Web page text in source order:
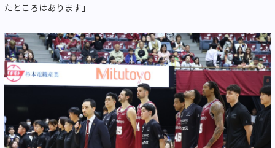
たところはあります」